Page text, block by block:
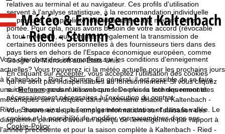
relatives au terminal et au navigateur. Ces profils d'utilisation
servent à l'analyse statistique, à la recommandation individuelle
de produits, à la publicité individualisée et à la mesure de la
portée. Pour cela, nous avons besoin de votre accord (révocable
à tout moment), qui comprend également la transmission de
certaines données personnelles à des fournisseurs tiers dans des
pays tiers en dehors de l'Espace économique européen, comme
Google ou Microsoft aux États-Unis.
En cliquant surAccepter, vous acceptez l'utilisation des cookies
qui ne sont pas indispensables au fonctionnement. Si vous cliquez
surRefuser, nous n'utilisons que les services techniquement et
nécessairement nécessaires à l'exécution du contrat.
Vous trouverez de plus amples informations sur l'utilisation des
cookies et la possibilité de modifier vos paramètres dans nos
Cookie-Policy
a
g
e
d
'
a
Météo & Enneigement Kaltenbach
- Ried - Stumm
Vous cherchez des informations sur les conditions d'enneigement
actuelles? Vous trouverez ici la météo actuelle pour les prochains jours
à Kaltenbach - Ried - Stumm. En général, il est possible de se faire
une idée en regardant les webcams. De plus la liste des remontées
mécaniques sera indiquée dans le domaine skiable à Kaltenbach -
Ried - Stumm ainsi que l'enneigement en station et dans la vallée. Le
diagramme permet d'avoir un aperçu de l'enneigement par rapport à
l'année précédente et pour la saison complète à Kaltenbach - Ried -